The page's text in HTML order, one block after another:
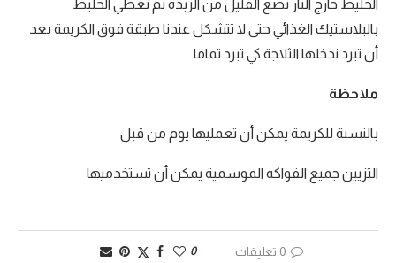
الخليط خارج النار نضع القليل من الزبدة ثم نغطي الخليط
بالبلاستيك الغذائي حتى لا تتشكل عندنا طبقة فوق الكريمة بعد
أن تبرد ندخلها الثلاجة كي تبرد تماما
ملاحظة
بالنسبة للكريمة يمكن أن تعمليها يوم من قبل
التزيين جميع الفواكه الموسمية يمكن أن تستخدميها
0 تعليقات 0